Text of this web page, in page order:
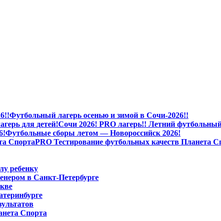
Футбольный лагерь осенью и зимой в Сочи-2026!!
Сочи 2026! PRO лагерь!! Летний футбольный
Футбольные сборы летом — Новороссийск 2026!
PRO Тестирование футбольных качеств Планета
ребенку
в Санкт-Петербурге
Спорта